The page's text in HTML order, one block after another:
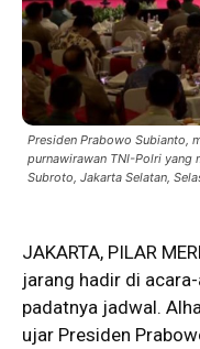
Presiden Prabowo Subianto,
purnawirawan TNI-Polri yang
Subroto, Jakarta Selatan,
JAKARTA, PILAR
jarang hadir di
padatnya jadwal.
ujar Presiden